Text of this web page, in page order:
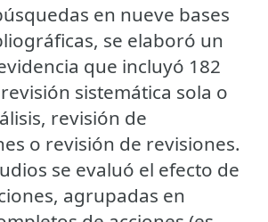
en nueve bases
se elaboró un
que incluyó 182
sistemática sola o
revisión de
o revisión de revisiones.
se evaluó el efecto de
agrupadas en